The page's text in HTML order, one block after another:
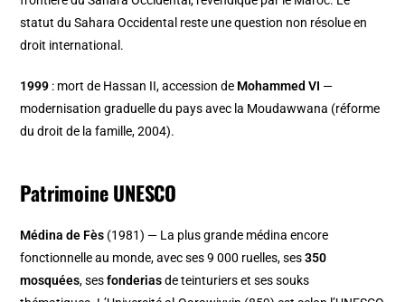
statut du Sahara Occidental reste une question non résolue en
droit international.
1999 : mort de Hassan II, accession de Mohammed VI —
modernisation graduelle du pays avec la Moudawwana (réforme
du droit de la famille, 2004).
Patrimoine UNESCO
Médina de Fès (1981) — La plus grande médina encore
fonctionnelle au monde, avec ses 9 000 ruelles, ses350
mosquées, sesfonderiasde teinturiers et ses souks